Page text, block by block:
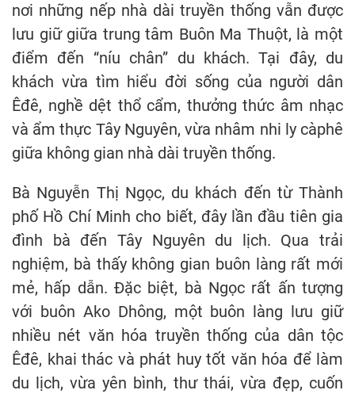
nơi những nếp nhà dài truyền thống vẫn được
lưu giữ giữa trung tâm Buôn Ma Thuột, là một
điểm đến “níu chân” du khách. Tại đây, du
khách vừa tìm hiểu đời sống của người dân
Êđê, nghề dệt thổ cẩm, thưởng thức âm nhạc
và ẩm thực Tây Nguyên, vừa nhâm nhi ly càphê
giữa không gian nhà dài truyền thống.
Bà Nguyễn Thị Ngọc, du khách đến từ Thành
phố Hồ Chí Minh cho biết, đây lần đầu tiên gia
đình bà đến Tây Nguyên du lịch. Qua trải
nghiệm, bà thấy không gian buôn làng rất mới
mẻ, hấp dẫn. Đặc biệt, bà Ngọc rất ấn tượng
với buôn Ako Dhông, một buôn làng lưu giữ
nhiều nét văn hóa truyền thống của dân tộc
Êđê, khai thác và phát huy tốt văn hóa để làm
du lịch, vừa yên bình, thư thái, vừa đẹp, cuốn